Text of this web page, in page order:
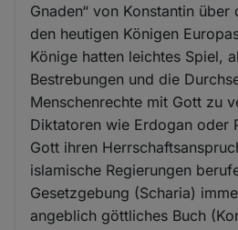
Gnaden“ von Konstantin
den heutigen Königen
Könige hatten leichtes Spiel,
Bestrebungen und die
Menschenrechte mit Gott zu
Diktatoren wie Erdogan oder
Gott ihren
islamische Regierungen
Gesetzgebung (Scharia)
angeblich göttliches Buch